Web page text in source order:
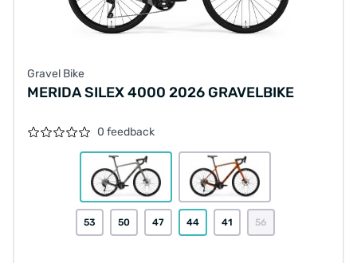
Gravel Bike
MERIDA SILEX 4000 2026 GRAVELBIKE
0 feedback
53 50 47 44 41 56